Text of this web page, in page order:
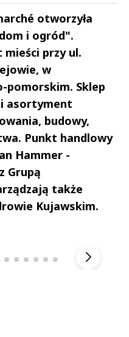
otworzyła
i ogród".
przy ul.
w
Sklep
asortyment
budowy,
Punkt handlowy
Hammer -
Grupą
także
Kujawskim.